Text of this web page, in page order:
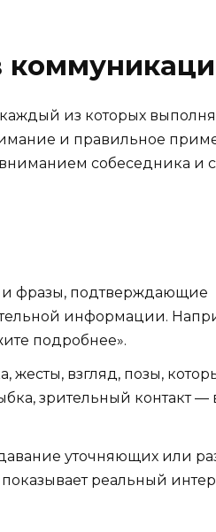
из которых
и правильное
собеседника и
и фразы, подтверждающие
информации.
подробнее».
жесты, взгляд, позы,
зрительный контакт —
уточняющих или
реальный